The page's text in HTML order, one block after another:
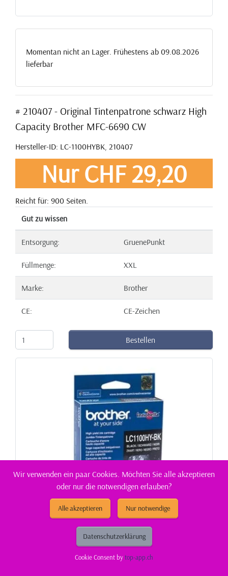
Momentan nicht an Lager. Frühestens ab 09.08.2026
lieferbar
# 210407 - Original Tintenpatrone schwarz High
Capacity Brother MFC-6690 CW
Hersteller-ID: LC-1100HYBK, 210407
Nur CHF 29,20
Reicht für: 900 Seiten.
Gut zu wissen
Entsorgung: GruenePunkt
Füllmenge: XXL
Marke: Brother
CE: CE-Zeichen
Bestellen
Wir verwenden ein paar Cookies. Möchten Sie alle akzeptieren
oder nur die notwendigen erlauben?
Alle akzeptieren Nur notwendige
Datenschutzerklärung
Cookie Consent bytop-app.ch